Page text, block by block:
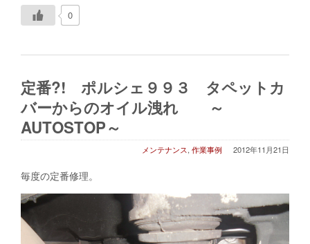
0
定番?! ポルシェ９９３ タペットカ
バーからのオイル洩れ ～
AUTOSTOP～
2012年11月21日
メンテナンス, 作業事例
毎度の定番修理。